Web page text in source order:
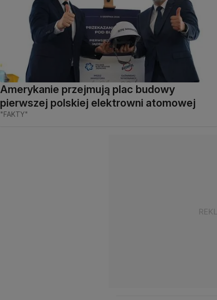
Amerykanie przejmują plac budowy
pierwszej polskiej elektrowni atomowej
"FAKTY"